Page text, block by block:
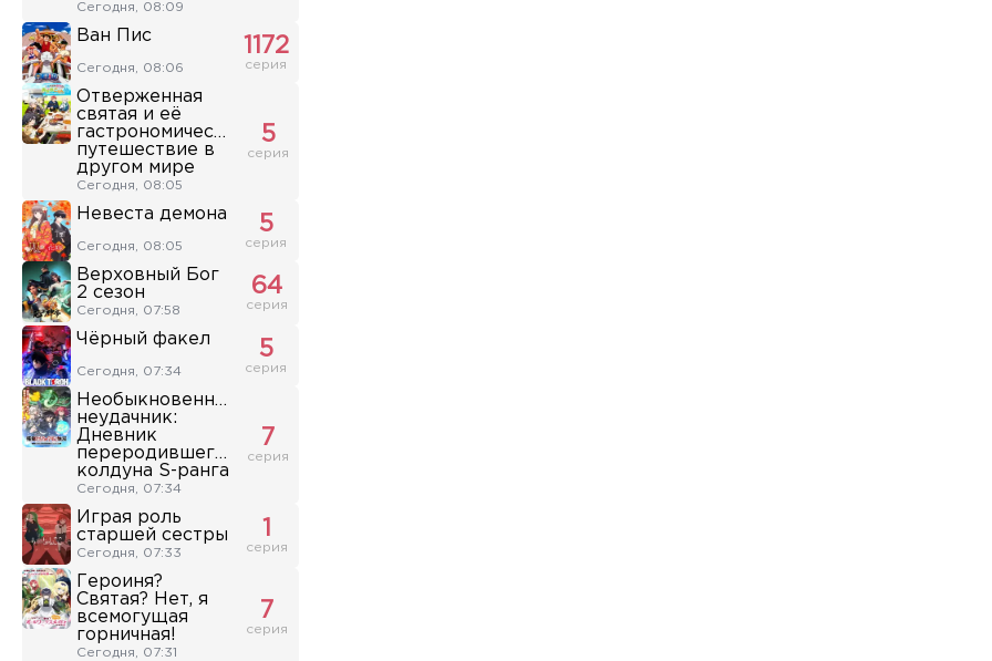
Сегодня, 08:09
Ван Пис
Сегодня, 08:06
1172
серия
Отверженная
святая и её
гастрономическое
путешествие в
другом мире
Сегодня, 08:05
5
серия
Невеста демона
Сегодня, 08:05
5
серия
Верховный Бог
2 сезон
Сегодня, 07:58
64
серия
Чёрный факел
Сегодня, 07:34
5
серия
Необыкновенный
неудачник:
Дневник
переродившегося
колдуна S-ранга
Сегодня, 07:34
7
серия
Играя роль
старшей сестры
Сегодня, 07:33 серия
Героиня?
Святая? Нет, я
всемогущая
горничная!
Сегодня, 07:31
7
серия